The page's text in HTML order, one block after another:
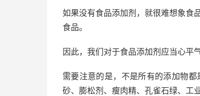
如果没有食品添加剂，就很难想象食
食品。
因此，我们对于食品添加剂应当心平
需要注意的是，不是所有的添加物
砂、膨松剂、瘦肉精、孔雀石绿、工